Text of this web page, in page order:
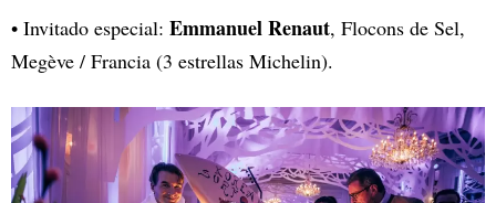
• Invitado especial: Emmanuel Renaut, Flocons de Sel,
Megève / Francia (3 estrellas Michelin).